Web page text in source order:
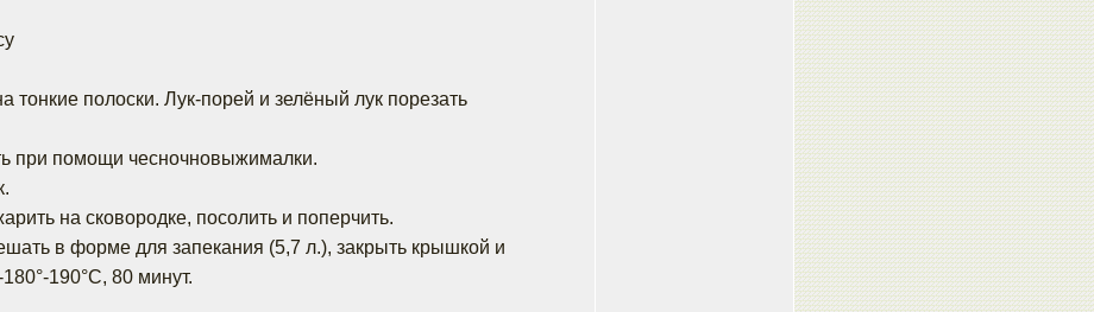
тонкие полоски. Лук-порей и зелёный лук порезать
при помощи чесночновыжималки.
на сковородке, посолить и поперчить.
в форме для запекания (5,7 л.), закрыть крышкой и
190°C, 80 минут.